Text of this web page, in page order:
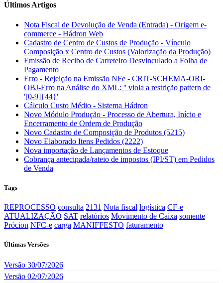
Últimos Artigos
Nota Fiscal de Devolução de Venda (Entrada) - Origem e-
commerce - Hádron Web
Cadastro de Centro de Custos de Produção - Vínculo
Composição x Centro de Custos (Valorização da Produção)
Emissão de Recibo de Carreteiro Desvinculado a Folha de
Pagamento
Erro - Rejeição na Emissão NFe - CRIT-SCHEMA-ORI-
OBJ-Erro na Análise do XML: '' viola a restrição pattern de
'[0-9]{44}'
Cálculo Custo Médio - Sistema Hádron
Novo Módulo Produção - Processo de Abertura, Início e
Encerramento de Ordem de Produção
Novo Cadastro de Composição de Produtos (5215)
Novo Elaborado Itens Pedidos (2222)
Nova importação de Lançamentos de Estoque
Cobrança antecipada/rateio de impostos (IPI/ST) em Pedidos
de Venda
Tags
REPROCESSO consulta 2131 Nota fiscal logística CF-e
ATUALIZAÇÃO SAT relatórios Movimento de Caixa somente
Prócion NFC-e carga MANIFFESTO faturamento
Últimas Versões
Versão 30/07/2026
Versão 02/07/2026